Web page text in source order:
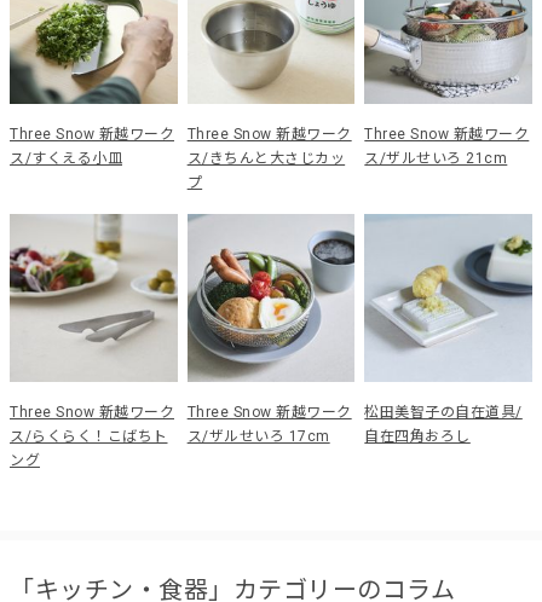
Three Snow 新越ワーク
ス/すくえる小皿
Three Snow 新越ワーク
ス/きちんと大さじカッ
プ
Three Snow 新越ワーク
ス/ザルせいろ 21cm
Three Snow 新越ワーク
ス/らくらく！こばちト
ング
Three Snow 新越ワーク
ス/ザルせいろ 17cm
松田美智子の自在道具/
自在四角おろし
「キッチン・食器」カテゴリーのコラム